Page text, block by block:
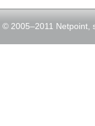
© 2005–2011 Netpoint,